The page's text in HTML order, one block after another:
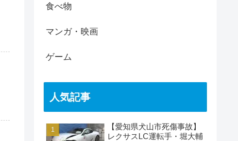
食べ物
マンガ・映画
ゲーム
人気記事
【愛知県犬山市死傷事故】
レクサスLC運転手・堀大輔